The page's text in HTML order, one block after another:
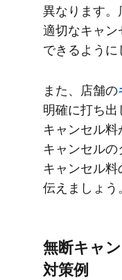
異なります。​​
適切な​​キャン
できるように​
また、​​店舗の​​
明確に​​打ち出
キャンセル料
キャンセルの​​
キャンセル
伝えましょう
無断キャ
対策例